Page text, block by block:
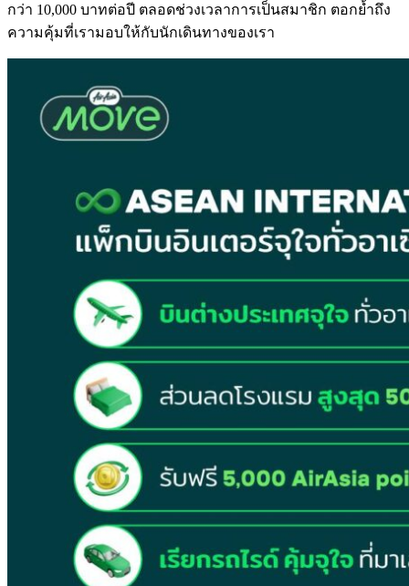
กว่า 10,000 บาทต่อปี ตลอดช่วงเวลาการเป็นสมาชิก ตอกย้ำถึง
ความคุ้มที่เรามอบให้กับนักเดินทางของเรา